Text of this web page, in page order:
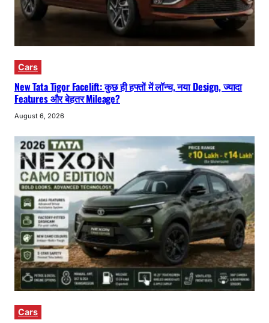
Cars
New Tata Tigor Facelift: कुछ ही हफ्तों में लॉन्च, नया Design, ज्यादा
Features और बेहतर Mileage?
August 6, 2026
Cars